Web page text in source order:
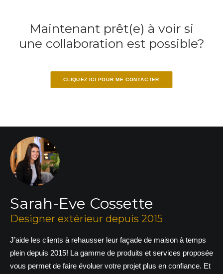
Maintenant prêt(e) à voir si
une collaboration est possible?
CLIQUEZ ICI POUR ME CONTACTER
Sarah-Eve Cossette
Designer extérieur depuis 2015
J’aide les clients à rehausser leur façade de maison à temps
plein depuis 2015! La gamme de produits et services proposée
vous permet de faire évoluer votre projet plus en confiance. Et